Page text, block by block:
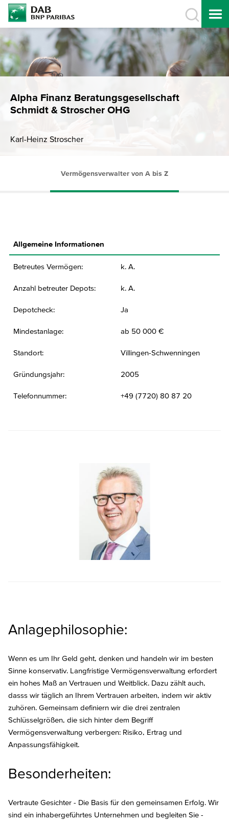
Alpha Finanz Beratungsgesellschaft
Schmidt & Stroscher OHG
Karl-Heinz Stroscher
Vermögensverwalter von A bis Z
Allgemeine Informationen
Betreutes Vermögen: k. A.
Anzahl betreuter Depots: k. A.
Depotcheck: Ja
Mindestanlage: ab 50 000 €
Standort: Villingen-Schwenningen
Gründungsjahr: 2005
Telefonnummer: +49 (7720) 80 87 20
Anlagephilosophie:
Wenn es um Ihr Geld geht, denken und handeln wir im besten
Sinne konservativ. Langfristige Vermögensverwaltung erfordert
ein hohes Maß an Vertrauen und Weitblick. Dazu zählt auch,
dasss wir täglich an Ihrem Vertrauen arbeiten, indem wir aktiv
zuhören. Gemeinsam definiern wir die drei zentralen
Schlüsselgrößen, die sich hinter dem Begriff
Vermögensverwaltung verbergen: Risiko, Ertrag und
Anpassungsfähigkeit.
Besonderheiten:
Vertraute Gesichter - Die Basis für den gemeinsamen Erfolg. Wir
sind ein inhabergeführtes Unternehmen und begleiten Sie -